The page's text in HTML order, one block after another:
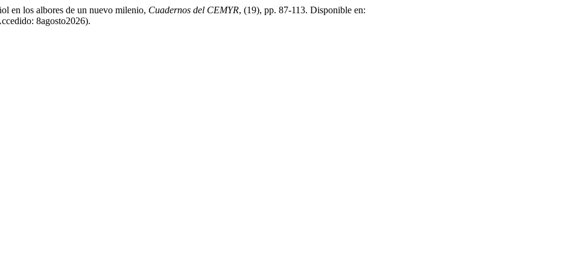
en los albores de un nuevo milenio, Cuadernos del CEMYR, (19), pp. 87-113. Disponible en:
8agosto2026).